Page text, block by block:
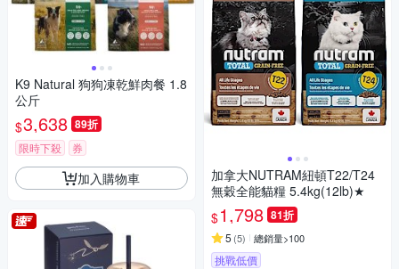
K9 Natural 狗狗凍乾鮮肉餐 1.8
公斤
$3,638 89折
限時下殺 券
加入購物車
加拿大NUTRAM紐頓T22/T24
無穀全能貓糧 5.4kg(12lb)★
$1,798 81折
5 (5) 總銷量>100
挑戰低價